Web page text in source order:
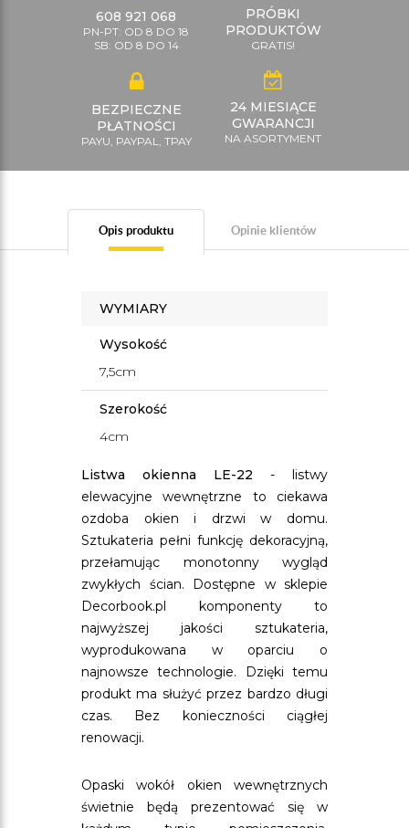
608 921 068
PN-PT: OD 8 DO 18
SB: OD 8 DO 14
PRÓBKI
PRODUKTÓW
GRATIS!
BEZPIECZNE
PŁATNOŚCI
PAYU, PAYPAL, TPAY
24 MIESIĄCE
GWARANCJI
NA ASORTYMENT
Opis produktu Opinie klientów
WYMIARY
Wysokość
7,5cm
Szerokość
4cm
Listwa okienna LE-22 - listwy
elewacyjne wewnętrzne to ciekawa
ozdoba okien i drzwi w domu.
Sztukateria pełni funkcję dekoracyjną,
przełamując monotonny wygląd
zwykłych ścian. Dostępne w sklepie
Decorbook.pl komponenty to
najwyższej jakości sztukateria,
wyprodukowana w oparciu o
najnowsze technologie. Dzięki temu
produkt ma służyć przez bardzo długi
czas. Bez konieczności ciągłej
renowacji.
Opaski wokół okien wewnętrznych
świetnie będą prezentować się w